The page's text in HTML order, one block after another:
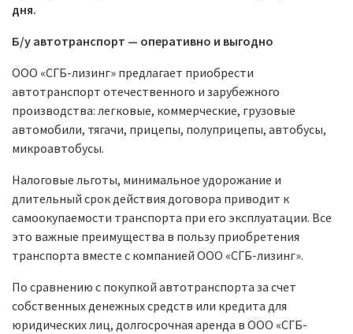
дня.
Б/у автотранспорт ­— оперативно и выгодно
ООО «СГБ-лизинг» предлагает приобрести
автотранспорт отечественного и зарубежного
производства: легковые, коммерческие, грузовые
автомобили, тягачи, прицепы, полуприцепы, автобусы,
микроавтобусы.
Налоговые льготы, минимальное удорожание и
длительный срок действия договора приводит к
самоокупаемости транспорта при его эксплуатации. Все
это важные преимущества в пользу приобретения
транспорта вместе с компанией ООО «СГБ-лизинг».
По сравнению с покупкой автотранспорта за счет
собственных денежных средств или кредита для
юридических лиц, долгосрочная аренда в ООО «СГБ-